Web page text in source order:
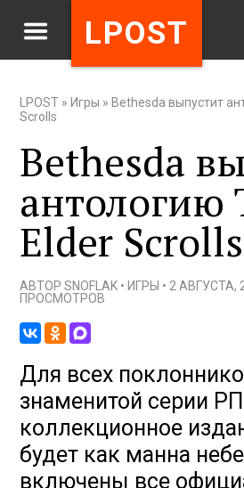
LPOST
LPOST » Игры » Bethesda выпустит
Scrolls
Bethesda
антологию
Elder Scrolls
АВТОРSNOFLAK • ИГРЫ • 2 АВГУСТА,
ПРОСМОТРОВ
Для всех
знаменитой серии
коллекционное
будет как манна
включены все